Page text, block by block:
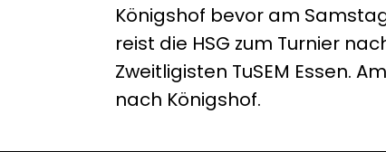
Königshof bevor am
reist die HSG zum Turnier
Zweitligisten TuSEM Essen.
nach Königshof.